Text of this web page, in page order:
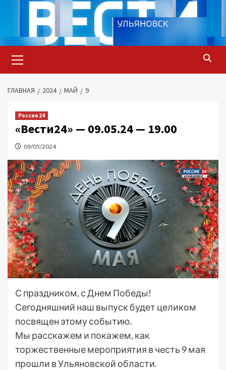
содержимому
меню
ГЛАВНАЯ 2024 МАЙ 9
Россия 24
«Вести24» — 09.05.24 — 19.00
09/05/2024
С праздником, с Днем Победы!
Сегодняшний наш выпуск будет целиком
посвящен этому событию.
Мы расскажем и покажем, как
торжественные мероприятия в честь 9 мая
прошли в Ульяновской области.